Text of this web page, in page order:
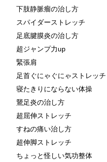
下肢静脈瘤の治し方
スパイダーストレッチ
足底腱膜炎の治し方
超ジャンプ力up
緊張肩
足首ぐにゃぐにゃストレッチ
寝たきりにならない体操
鵞足炎の治し方
超屈伸ストレッチ
すねの痛い治し方
超伸脚ストレッチ
ちょっと怪しい気功整体